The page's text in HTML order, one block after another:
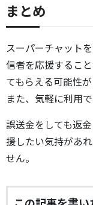
まとめ
スーパーチャット
信者を応援するこ
てもらえる可能性が
また、気軽に利用
誤送金をしても返
援したい気持があ
せん。